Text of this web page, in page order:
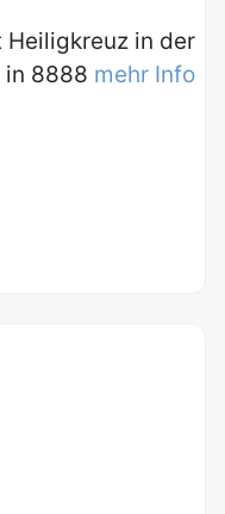
Heiligkreuz in der
in 8888 mehr Info